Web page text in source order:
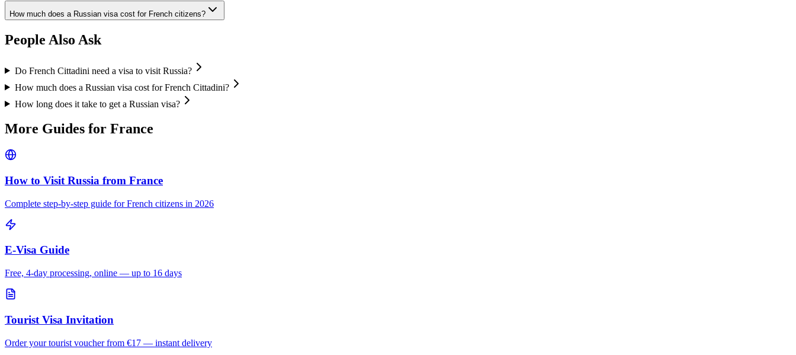
How much does a Russian visa cost for French citizens?
People Also Ask
Do French Cittadini need a visa to visit Russia?
How much does a Russian visa cost for French Cittadini?
How long does it take to get a Russian visa?
More Guides for France
How to Visit Russia from France
Complete step-by-step guide forFrench citizens in 2026
E-Visa Guide
Free, 4-day processing, online — up to 16 days
Tourist Visa Invitation
Order your tourist voucher from €17 — instant delivery